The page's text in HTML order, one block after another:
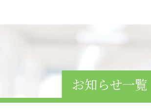
お知らせ一覧